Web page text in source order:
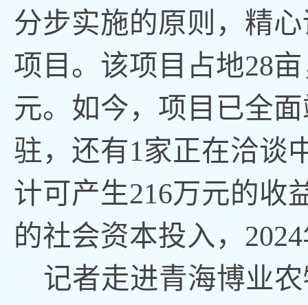
分步实施的原则，精
项目。该项目占地28
元。如今，项目已全
驻，还有1家正在洽谈
计可产生216万元的收
的社会资本投入，
记者走进青海博业